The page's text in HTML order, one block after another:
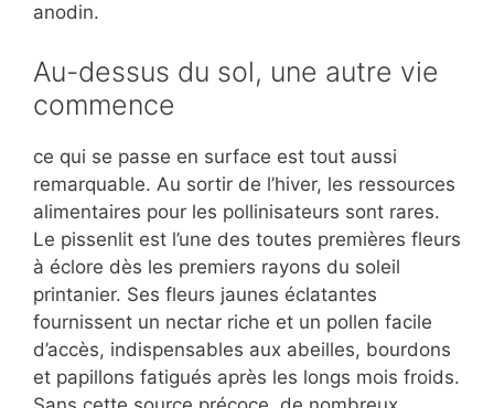
anodin.
Au-dessus du sol, une autre vie
commence
ce qui se passe en surface est tout aussi
remarquable. Au sortir de l’hiver, les ressources
alimentaires pour les pollinisateurs sont rares.
Le pissenlit est l’une des toutes premières fleurs
à éclore dès les premiers rayons du soleil
printanier. Ses fleurs jaunes éclatantes
fournissent un nectar riche et un pollen facile
d’accès, indispensables aux abeilles, bourdons
et papillons fatigués après les longs mois froids.